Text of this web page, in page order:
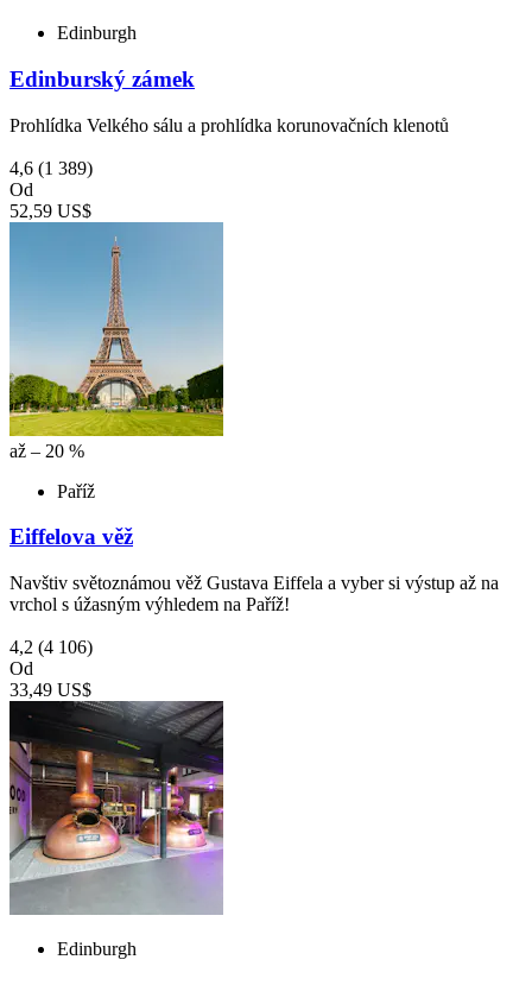
Edinburgh
Edinburský zámek
Prohlídka Velkého sálu a prohlídka korunovačních klenotů
4,6 (1 389)
Od
52,59 US$
až – 20 %
Paříž
Eiffelova věž
Navštiv světoznámou věž Gustava Eiffela a vyber si výstup až na
vrchol s úžasným výhledem na Paříž!
4,2 (4 106)
Od
33,49 US$
Edinburgh